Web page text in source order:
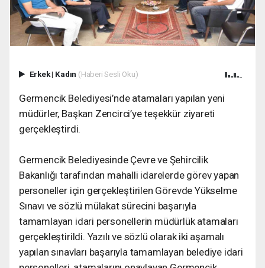
Erkek| Kadın (Haberi Sesli Oku)
Germencik Belediyesi’nde atamaları yapılan yeni
müdürler, Başkan Zencirci’ye teşekkür ziyareti
gerçekleştirdi.
Germencik Belediyesinde Çevre ve Şehircilik
Bakanlığı tarafından mahalli idarelerde görev yapan
personeller için gerçekleştirilen Görevde Yükselme
Sınavı ve sözlü mülakat sürecini başarıyla
tamamlayan idari personellerin müdürlük atamaları
gerçekleştirildi. Yazılı ve sözlü olarak iki aşamalı
yapılan sınavları başarıyla tamamlayan belediye idari